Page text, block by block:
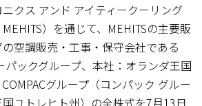
ニクス アンド アイティークーリング
）を通じて、MEHITSの主要販
空調販売・工事・保守会社である
パックグループ、本社：オランダ王国
グループ（コンパック グルー
ユトレヒト州）の全株式を7月13日